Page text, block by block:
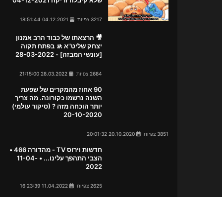
3217 צפיות
🎥 הרצאתו של כבוד הרב אמנון
יצחק שליט"א 🚸 בפתח תקוה
[עונשי המבזה] - 28-03-2022
2684 צפיות
90 אחוז מהמקרים של שפעת
השנה נרשמו כקורונה. מה צריך
יותר הוכחה מזה ? (סיקור עולמי)
20-10-2020
3851 צפיות
חדשות וירוס TV - מהדורה 466 •
הצבי התהפך עלינו... • 11-04-
2022
2625 צפיות